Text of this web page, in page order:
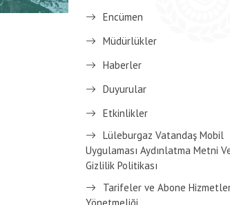
Encümen
Müdürlükler
Haberler
Duyurular
Etkinlikler
Lüleburgaz Vatandaş Mobil
Uygulaması Aydınlatma Metni
Gizlilik Politikası
Tarifeler ve Abone